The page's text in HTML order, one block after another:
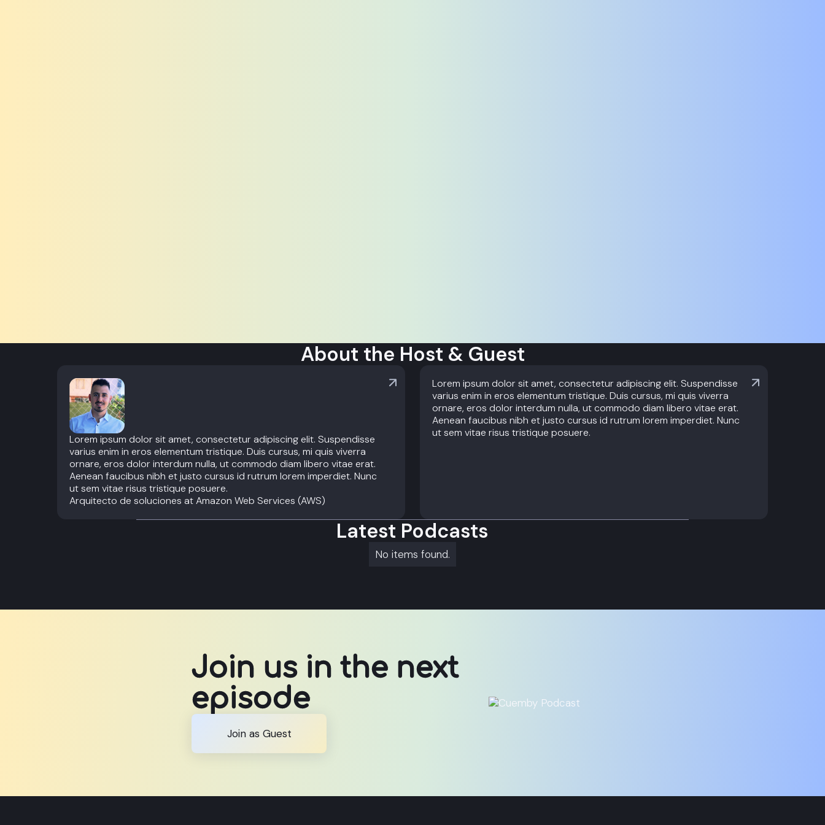
About the Host & Guest
Lorem ipsum dolor sit amet, consectetur adipiscing elit. Suspendisse
varius enim in eros elementum tristique. Duis cursus, mi quis viverra
ornare, eros dolor interdum nulla, ut commodo diam libero vitae erat.
Aenean faucibus nibh et justo cursus id rutrum lorem imperdiet. Nunc
ut sem vitae risus tristique posuere.
Arquitecto de soluciones at Amazon Web Services (AWS)
Lorem ipsum dolor sit amet, consectetur adipiscing elit. Suspendisse
varius enim in eros elementum tristique. Duis cursus, mi quis viverra
ornare, eros dolor interdum nulla, ut commodo diam libero vitae erat.
Aenean faucibus nibh et justo cursus id rutrum lorem imperdiet. Nunc
ut sem vitae risus tristique posuere.
Latest Podcasts
No items found.
Join us in the next
episode
Join as Guest